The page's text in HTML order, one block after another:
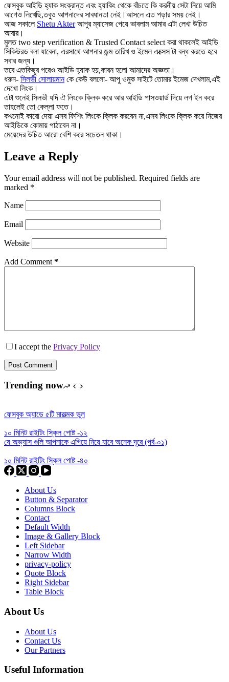
ফেসবুক আইডি হ্যাক সংক্রান্ত এবং হ্যাকিং থেকে বাঁচতে কি করনীয় সেটা নিয়ে আমি
আগেও লিখেছি,তবুও আপনাদের সাবধানতা নেই।আসলে এত পড়ার সময় নেই।
আজ সকালে Shetu Akterআপুর ম্যাসেজ পেয়ে ভাবলাম আমার এটা লেখা উচিত
আবার।
মুলত two step verification & Trusted Contact select করা থাকলেই আইডি
সিকিউরড বলা যাবেনা, এরসাথে আপনার জন্ম তারিখ ও ইমেল এক্সেস টা বন্ধ করতে হবে
সবার জন্য।
তবে এতকিছুর পরেও আইডি হ্যাক হয়,কারন হলো আমাদের অজ্ঞতা।
ধরুন- সিলভী সোলায়মানকে কেউ বললো- আপু ওমুক সাইটে তোমার ইমেজ দেখলাম,এই
দেখো লিংক।
এটা শুনেই সিলভী যদি ঐ লিংকে ক্লিক করে আর আইডি পাসওয়ার্ড দিয়ে লগ ইন করে
তাহলেই তো কেল্লা ফতে।
কখনোই কারো দেয়া এসব ফিশিং লিংকে ক্লিক করবেন না,এসব লিংকে ক্লিক করে নিজের
আইডিকে কোমায় পাঠাবেন না।
মেয়েদের উচিত আরো বেশি করে সচেতন থাকা।
Leave a Reply
Your email address will not be published. Required fields are
marked *
Name
Email
Website
Add Comment *
I accept the Privacy Policy
Post Comment
Trending now
ফেসবুক অ্যাডে ৫টি মারাত্মক ভুল
১০ মিনিট রাইটিং স্কিল পোষ্ট -১২
যে অভ্যাস গুলি আপনাকে এগিয়ে নিয়ে যাবে অনেক দূরে (পর্ব-০১)
১০ মিনিট রাইটিং স্কিল পোষ্ট -৪০
About Us
Button & Separator
Columns Block
Contact
Default Width
Image & Gallery Block
Left Sidebar
Narrow Width
privacy-policy
Quote Block
Right Sidebar
Table Block
About Us
About Us
Contact Us
Our Partners
Useful Information